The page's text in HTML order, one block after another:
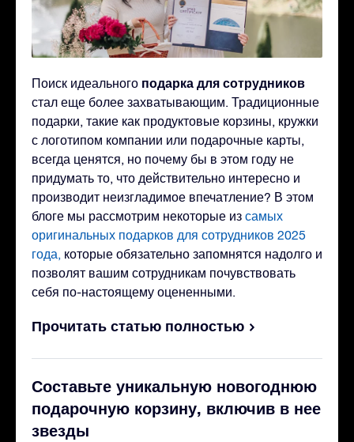
Поиск идеального подарка для сотрудников
стал еще более захватывающим. Традиционные
подарки, такие как продуктовые корзины, кружки
с логотипом компании или подарочные карты,
всегда ценятся, но почему бы в этом году не
придумать то, что действительно интересно и
производит неизгладимое впечатление? В этом
блоге мы рассмотрим некоторые из самых
оригинальных подарков для сотрудников 2025
года, которые обязательно запомнятся надолго и
позволят вашим сотрудникам почувствовать
себя по-настоящему оцененными.
Прочитать статью полностью
Составьте уникальную новогоднюю
подарочную корзину, включив в нее
звезды